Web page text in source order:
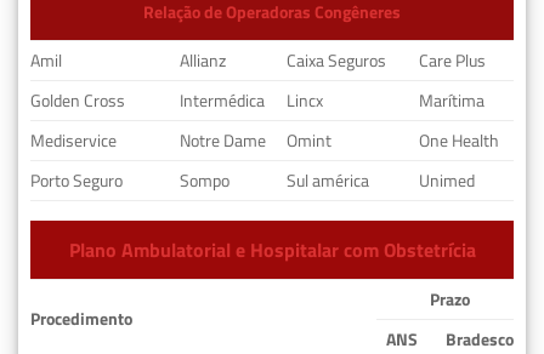
Relação de Operadoras Congêneres
Amil
Allianz Caixa Seguros
Care Plus
Golden Cross
Intermédica Lincx
Marítima
Mediservice
Notre Dame Omint
One Health
Porto Seguro
Sompo Sul américa Unimed
Plano Ambulatorial e Hospitalar com Obstetrícia
Procedimento
Prazo
ANS
Bradesco